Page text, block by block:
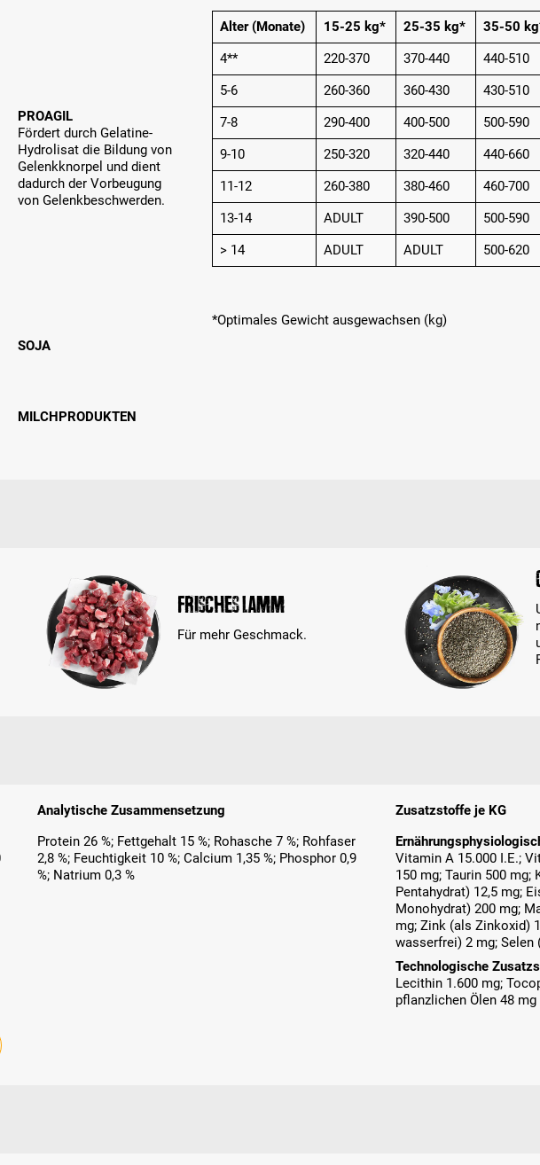
PROAGIL
Fördert durch Gelatine-
Hydrolisat die Bildung von
Gelenkknorpel und dient
dadurch der Vorbeugung
von Gelenkbeschwerden.
SOJA
MILCHPRODUKTEN
Frisches Lamm
Für mehr Geschmack.
Alter (Monate) 15-25 kg* 25-35 kg* 35-50
4**
220-370 370-440 440-510
5-6
260-360 360-430 430-510
7-8
290-400 400-500 500-590
9-10
250-320 320-440 440-660
11-12
260-380 380-460 460-700
13-14
ADULT 390-500 500-590
> 14
ADULT ADULT 500-620
*Optimales Gewicht ausgewachsen (kg)
Analytische Zusammensetzung
Protein 26 %; Fettgehalt 15 %; Rohasche 7 %; Rohfaser
2,8 %; Feuchtigkeit 10 %; Calcium 1,35 %; Phosphor 0,9
%; Natrium 0,3 %
Zusatzstoffe je KG
Vitamin A 15.000 I.E.;
150 mg; Taurin 500 mg;
Pentahydrat) 12,5 mg;
Monohydrat) 200 mg;
mg; Zink (als Zinkoxid)
wasserfrei) 2 mg;
Technologische
Lecithin 1.600 mg;
pflanzlichen Ölen 48 mg